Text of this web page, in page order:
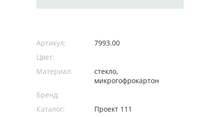
Артикул:
7993.00
Цвет:
Материал:
стекло,
микрогофрокартон
Бренд:
Каталог:
Проект 111